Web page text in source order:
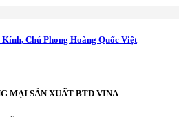
Chú Phong Hoàng Quốc Việt
MẠI SẢN XUẤT BTD VINA